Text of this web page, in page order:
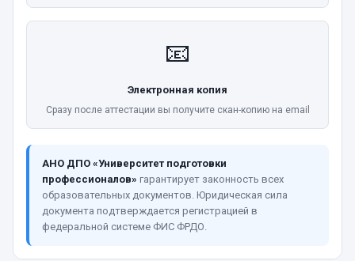
📧
Электронная копия
Сразу после аттестации вы получите скан-копию на email
АНО ДПО «Университет подготовки
профессионалов» гарантирует законность всех
образовательных документов. Юридическая сила
документа подтверждается регистрацией в
федеральной системе ФИС ФРДО.